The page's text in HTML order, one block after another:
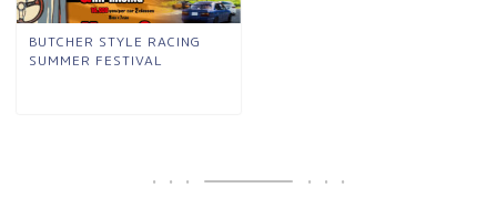
BUTCHER STYLE RACING
SUMMER FESTIVAL